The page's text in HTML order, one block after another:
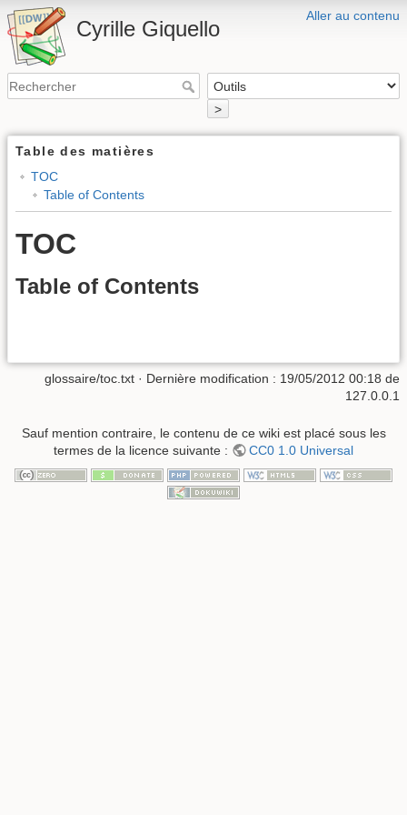
Aller au contenu
Cyrille Giquello
>
Table des matières
TOC
Table of Contents
TOC
Table of Contents
glossaire/toc.txt · Dernière modification : 19/05/2012 00:18 de
127.0.0.1
Sauf mention contraire, le contenu de ce wiki est placé sous les
termes de la licence suivante :
CC0 1.0 Universal